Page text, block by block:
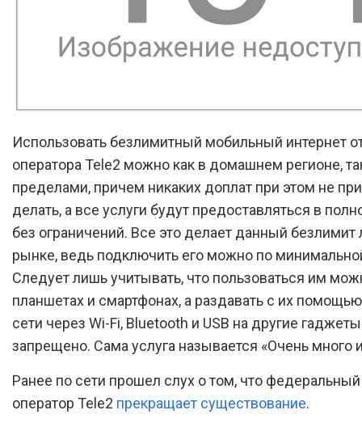
Использовать безлимитный мобильный интернет
оператора Tele2 можно как в домашнем регионе,
пределами, причем никаких доплат при этом не
делать, а все услуги будут предоставляться в
без ограничений. Все это делает данный
рынке, ведь подключить его можно по
Следует лишь учитывать, что пользоваться им
планшетах и смартфонах, а раздавать с их
сети через Wi-Fi, Bluetooth и USB на другие гаджеты
запрещено. Сама услуга называется «Очень много
Ранее по сети прошел слух о том, что
оператор Tele2 прекращает существование.